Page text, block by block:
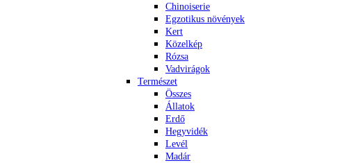
Chinoiserie
Egzotikus növények
Kert
Közelkép
Rózsa
Vadvirágok
Természet
Összes
Állatok
Erdő
Hegyvidék
Levél
Madár